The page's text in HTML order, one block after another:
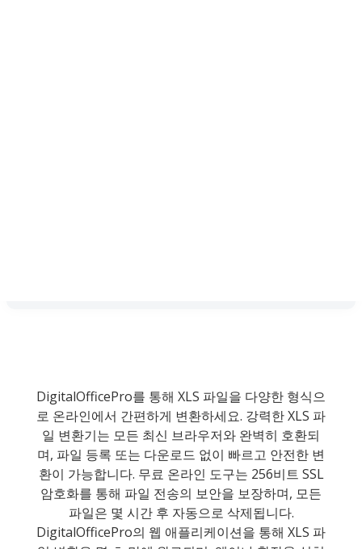
DigitalOfficePro를 통해 XLS 파일을 다양한 형식으
로 온라인에서 간편하게 변환하세요. 강력한 XLS 파
일 변환기는 모든 최신 브라우저와 완벽히 호환되
며, 파일 등록 또는 다운로드 없이 빠르고 안전한 변
환이 가능합니다. 무료 온라인 도구는 256비트 SSL
암호화를 통해 파일 전송의 보안을 보장하며, 모든
파일은 몇 시간 후 자동으로 삭제됩니다.
DigitalOfficePro의 웹 애플리케이션을 통해 XLS 파